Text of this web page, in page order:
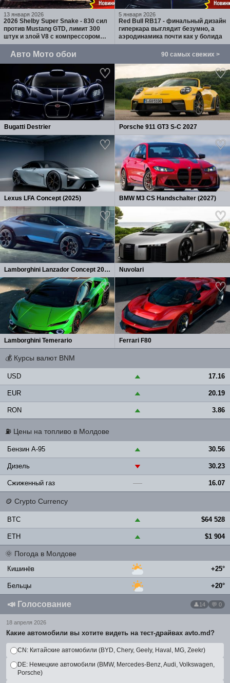
13 января 2026
2026 Shelby Super Snake - 830 сил
против Mustang GTD, лимит 300
штук и злой V8 с компрессором
Whipple
5 января 2026
Red Bull RB17 - финальный дизайн
гиперкара выглядит безумно, а
аэродинамика почти как у болида
Авто Мото обои 90 самых свежих >
Bugatti Destrier Porsche 911 GT3 S-C 2027
Lexus LFA Concept (2025) BMW M3 CS Handschalter (2027)
Lamborghini Lanzador Concept 2026 Nuvolari
Lamborghini Temerario Ferrari F80
💰 Курсы валют BNM
USD ▲ 17.16
EUR ▲ 20.19
RON ▲ 3.86
⛽ Цены на топливо в Молдове
Бензин A-95 ▲ 30.56
Дизель ▼ 30.23
Сжиженный газ — 16.07
🪙 Crypto Currency
BTC ▲ $64 528
ETH ▲ $1 904
🌞 Погода в Молдове
Кишинёв +25°
Бельцы +20°
📣 Голосование 14 💬 0
18 апреля 2026
Какие автомобили вы хотите видеть на тест-драйвах avto.md?
CN: Китайские автомобили (BYD, Chery, Geely, Haval, MG, Zeekr)
DE: Немецкие автомобили (BMW, Mercedes-Benz, Audi, Volkswagen,
Porsche)